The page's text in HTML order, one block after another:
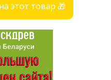
этот товар 🎁